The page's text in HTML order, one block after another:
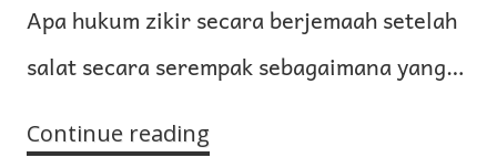
Apa hukum zikir secara berjemaah setelah
salat secara serempak sebagaimana yang…
Continue reading